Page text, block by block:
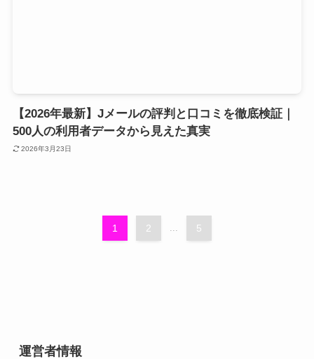
【2026年最新】Jメールの評判と口コミを徹底検証｜
500人の利用者データから見えた真実
2026年3月23日
1 2 ... 5
運営者情報